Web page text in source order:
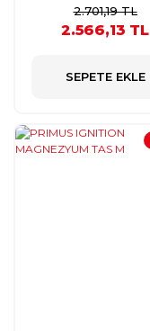
2.701,19 TL
2.566,13 TL
SEPETE EKLE